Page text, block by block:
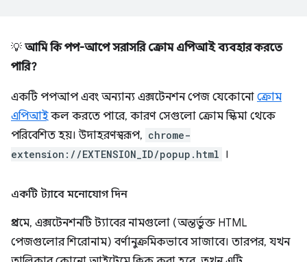
💡 আমি কি পপ-আপে সরাসরি ক্রোম এপিআই ব্যবহার করতে
পারি?
একটি পপআপ এবং অন্যান্য এক্সটেনশন পেজ যেকোনো ক্রোম
এপিআইকল করতে পারে, কারণ সেগুলো ক্রোম স্কিমা থেকে
পরিবেশিত হয়। উদাহরণস্বরূপ, chrome-
extension://EXTENSION_ID/popup.html ।
একটি ট্যাবে মনোযোগ দিন
প্রথমে, এক্সটেনশনটি ট্যাবের নামগুলো (অন্তর্ভুক্ত HTML
পেজগুলোর শিরোনাম) বর্ণানুক্রমিকভাবে সাজাবে। তারপর, যখন